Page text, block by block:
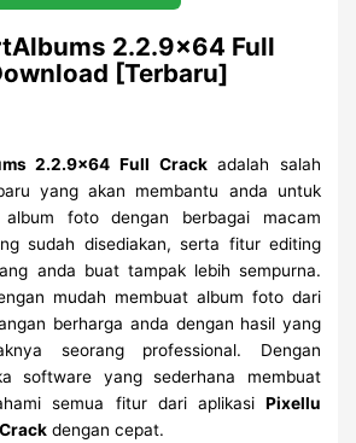
2.2.9×64 Full
[Terbaru]
2.2.9×64 Full Crackadalah salah
yang akan membantu anda untuk
album foto dengan berbagai macam
sudah disediakan, serta fitur editing
anda buat tampak lebih sempurna.
mudah membuat album foto dari
berharga anda dengan hasil yang
seorang professional. Dengan
software yang sederhana membuat
semua fitur dari aplikasi Pixellu
dengan cepat.